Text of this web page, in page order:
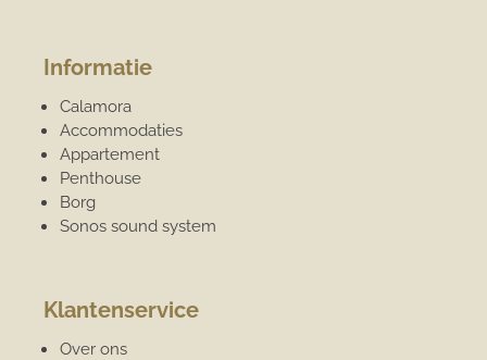
Informatie
Calamora
Accommodaties
Appartement
Penthouse
Borg
Sonos sound system
Klantenservice
Over ons